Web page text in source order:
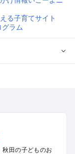
け
田の子どものお